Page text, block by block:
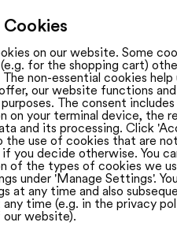
verändern
eine Gruppe
die
für die
Das Initiativ-
Marco
Rutz und
Cookies
on our website. Some
for the shopping cart)
The non-essential cookies
our website functions
The consent
on your terminal device, the
and its processing. Click
the use of cookies that are
if you decide otherwise. You
of the types of cookies we
under 'Manage Settings'.
at any time and also
time (e.g. in the privacy
website).